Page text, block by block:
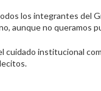
los integrantes del
aunque no queramos
cuidado institucional